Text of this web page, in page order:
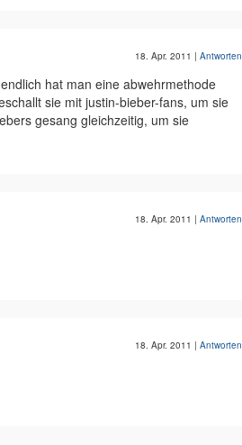
18. Apr. 2011 | Antworten
hat man eine abwehrmethode
sie mit justin-bieber-fans, um sie
gesang gleichzeitig, um sie
18. Apr. 2011 | Antworten
18. Apr. 2011 | Antworten